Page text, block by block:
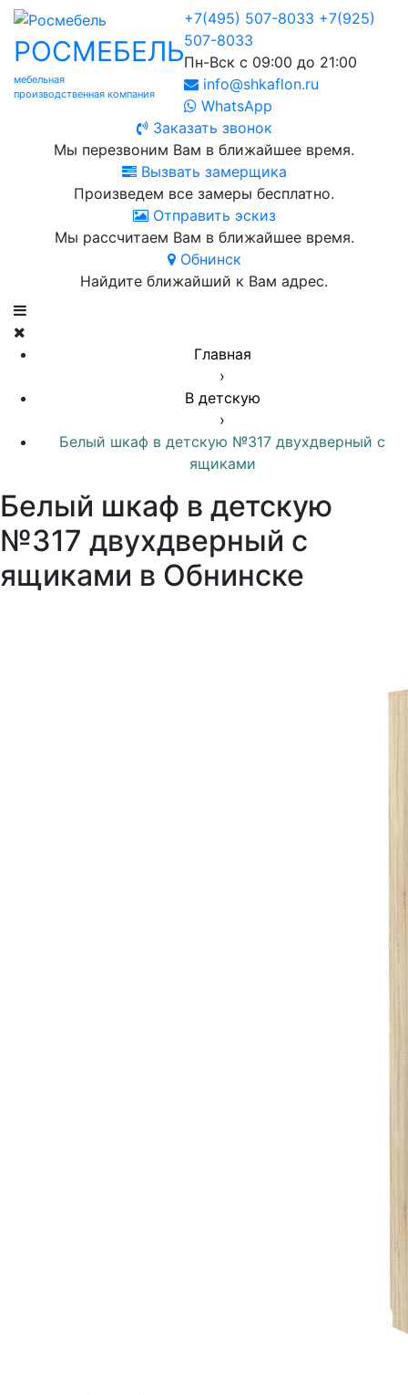
РОСМЕБЕЛЬ
мебельная
производственная компания
+7(495) 507-8033 +7(925)
507-8033
Пн-Вск с 09:00 до 21:00
info@shkaflon.ru
WhatsApp
Заказать звонок
Мы перезвоним Вам в ближайшее время.
Вызвать замерщика
Произведем все замеры бесплатно.
Отправить эскиз
Мы рассчитаем Вам в ближайшее время.
Обнинск
Найдите ближайший к Вам адрес.
Главная
›
В детскую
›
Белый шкаф в детскую №317 двухдверный с
ящиками
Белый шкаф в детскую
№317 двухдверный с
ящиками в Обнинске